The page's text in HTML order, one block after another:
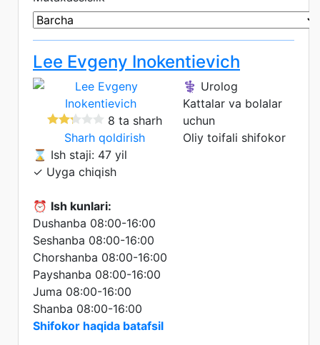
Lee Evgeny Inokentievich
8 ta sharh
Sharh qoldirish
⚕️ Urolog
Kattalar va bolalar
uchun
Oliy toifali shifokor
⌛ Ish staji: 47 yil
✓ Uyga chiqish
⏰ Ish kunlari:
Dushanba 08:00-16:00
Seshanba 08:00-16:00
Chorshanba 08:00-16:00
Payshanba 08:00-16:00
Juma 08:00-16:00
Shanba 08:00-16:00
Shifokor haqida batafsil